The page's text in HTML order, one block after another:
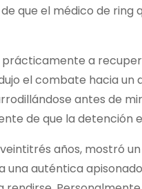
que el médico de ring
prácticamente a
el combate hacia un
antes de
de que la detención
años, mostró
auténtica